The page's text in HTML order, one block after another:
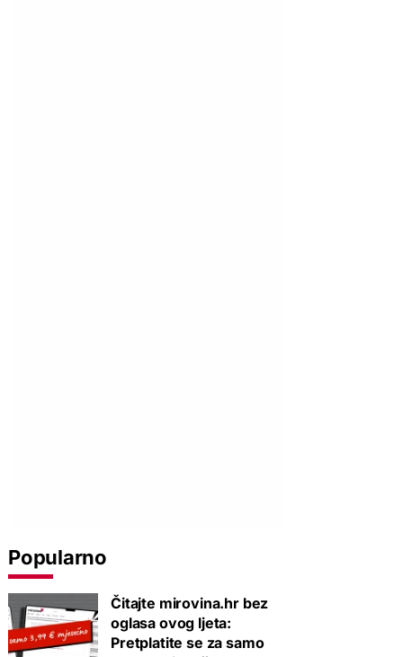
Popularno
Čitajte mirovina.hr bez
oglasa ovog ljeta:
Pretplatite se za samo